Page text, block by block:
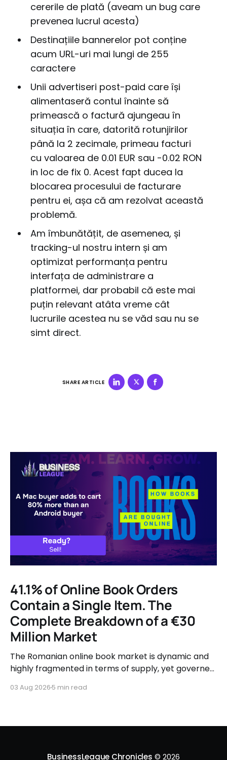
cererile de plată (aveam un bug care
prevenea lucrul acesta)
Destinațiile bannerelor pot conține
acum URL-uri mai lungi de 255
caractere
Unii advertiseri post-paid care își
alimentaseră contul înainte să
primească o factură ajungeau în
situația în care, datorită rotunjirilor
până la 2 zecimale, primeau facturi
cu valoarea de 0.01 EUR sau -0.02 RON
in loc de fix 0. Acest fapt ducea la
blocarea procesului de facturare
pentru ei, așa că am rezolvat această
problemă.
Am îmbunătățit, de asemenea, și
tracking-ul nostru intern și am
optimizat performanța pentru
interfața de administrare a
platformei, dar probabil că este mai
puțin relevant atâta vreme cât
lucrurile acestea nu se văd sau nu se
simt direct.
SHARE ARTICLE
41.1% of Online Book Orders
Contain a Single Item. The
Complete Breakdown of a €30
Million Market
The Romanian online book market is dynamic and
highly fragmented in terms of supply, yet governed
user behavior.
03 Aug 2026 5 min read
BusinessLeague Chronicles © 2026